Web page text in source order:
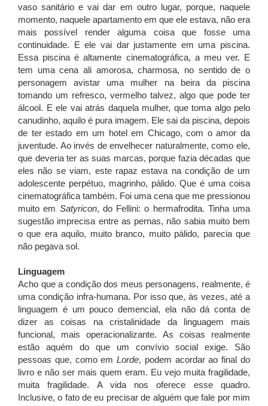
vaso sanitário e vai dar em outro lugar, porque, naquele
momento, naquele apartamento em que ele estava, não era
mais possível render alguma coisa que fosse uma
continuidade. E ele vai dar justamente em uma piscina.
Essa piscina é altamente cinematográfica, a meu ver. E
tem uma cena ali amorosa, charmosa, no sentido de o
personagem avistar uma mulher na beira da piscina
tomando um refresco, vermelho talvez, algo que pode ter
álcool. E ele vai atrás daquela mulher, que toma algo pelo
canudinho, aquilo é pura imagem. Ele sai da piscina, depois
de ter estado em um hotel em Chicago, com o amor da
juventude. Ao invés de envelhecer naturalmente, como ele,
que deveria ter as suas marcas, porque fazia décadas que
eles não se viam, este rapaz estava na condição de um
adolescente perpétuo, magrinho, pálido. Que é uma coisa
cinematográfica também. Foi uma cena que me pressionou
muito em Satyricon, do Fellini: o hermafrodita. Tinha uma
sugestão imprecisa entre as pernas, não sabia muito bem
o que era aquilo, muito branco, muito pálido, parecia que
não pegava sol.
Linguagem
Acho que a condição dos meus personagens, realmente, é
uma condição infra-humana. Por isso que, às vezes, até a
linguagem é um pouco demencial, ela não dá conta de
dizer as coisas na cristalinidade da linguagem mais
funcional, mais operacionalizante. As coisas realmente
estão aquém do que um convívio social exige. São
pessoas que, como emLorde, podem acordar ao final do
livro e não ser mais quem eram. Eu vejo muita fragilidade,
muita fragilidade. A vida nos oferece esse quadro.
Inclusive, o fato de eu precisar de alguém que fale por mim